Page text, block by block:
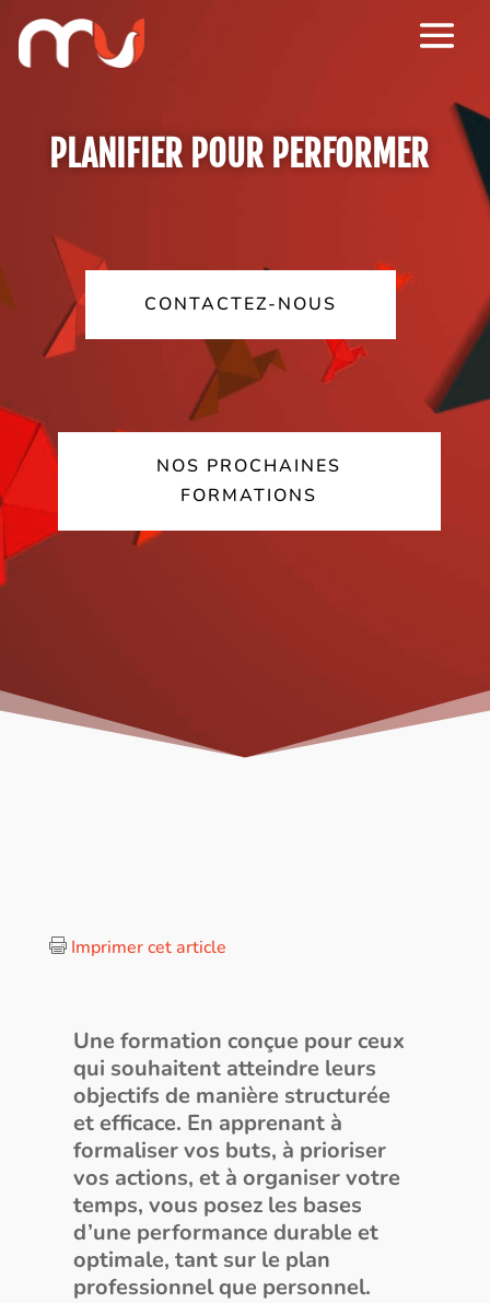
PLANIFIER POUR PERFORMER
CONTACTEZ-NOUS
NOS PROCHAINES
FORMATIONS
 Imprimer cet article
Une formation conçue pour ceux
qui souhaitent atteindre leurs
objectifs de manière structurée
et efficace. En apprenant à
formaliser vos buts, à prioriser
vos actions, et à organiser votre
temps, vous posez les bases
d’une performance durable et
optimale, tant sur le plan
professionnel que personnel.